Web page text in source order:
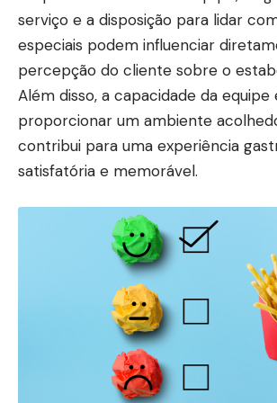
serviço e a disposição para lidar
especiais podem influenciar
percepção do cliente sobre o
Além disso, a capacidade da equipe
proporcionar um ambiente
contribui para uma experiência
satisfatória e memorável.